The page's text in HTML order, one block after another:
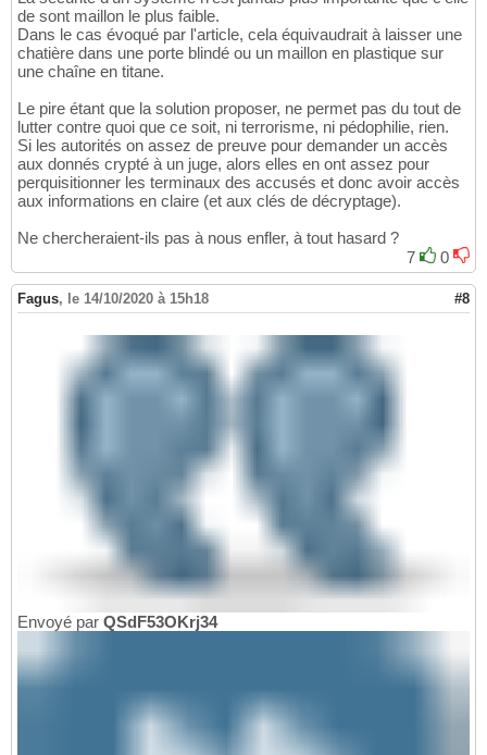
de sont maillon le plus faible.
Dans le cas évoqué par l'article, cela équivaudrait à laisser une
chatière dans une porte blindé ou un maillon en plastique sur
une chaîne en titane.
Le pire étant que la solution proposer, ne permet pas du tout de
lutter contre quoi que ce soit, ni terrorisme, ni pédophilie, rien.
Si les autorités on assez de preuve pour demander un accès
aux donnés crypté à un juge, alors elles en ont assez pour
perquisitionner les terminaux des accusés et donc avoir accès
aux informations en claire (et aux clés de décryptage).
Ne chercheraient-ils pas à nous enfler, à tout hasard ?
7
0
Fagus, le 14/10/2020 à 15h18 #8
Envoyé par QSdF53OKrj34